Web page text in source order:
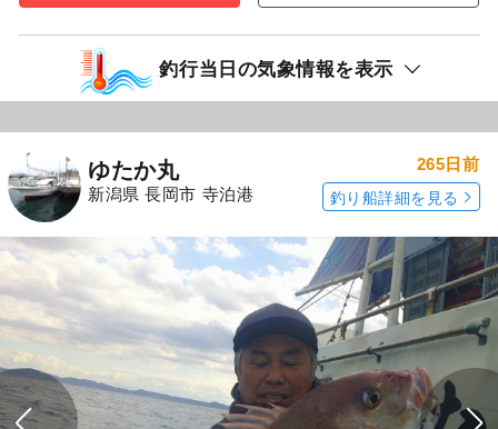
釣行当日の気象情報を表示
ゆたか丸
新潟県 長岡市 寺泊港
265日前
釣り船詳細を見る